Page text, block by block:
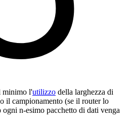
minimo l'utilizzo della larghezza di
il campionamento (se il router lo
n-esimo pacchetto di dati venga